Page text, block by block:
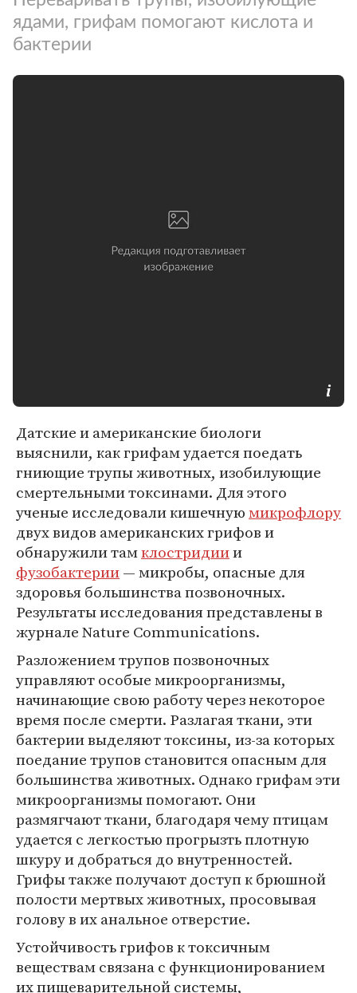
ядами, грифам помогают кислота и
бактерии
Датские и американские биологи
выяснили, как грифам удается поедать
гниющие трупы животных, изобилующие
смертельными токсинами. Для этого
ученые исследовали кишечнуюмикрофлору
двух видов американских грифов и
обнаружили тамклостридиии
фузобактерии— микробы, опасные для
здоровья большинства позвоночных.
Результаты исследования представлены в
журнале Nature Communications.
Разложением трупов позвоночных
управляют особые микроорганизмы,
начинающие свою работу через некоторое
время после смерти. Разлагая ткани, эти
бактерии выделяют токсины, из-за которых
поедание трупов становится опасным для
большинства животных. Однако грифам эти
микроорганизмы помогают. Они
размягчают ткани, благодаря чему птицам
удается с легкостью прогрызть плотную
шкуру и добраться до внутренностей.
Грифы также получают доступ к брюшной
полости мертвых животных, просовывая
голову в их анальное отверстие.
Устойчивость грифов к токсичным
веществам связана с функционированием
их пищеварительной системы,